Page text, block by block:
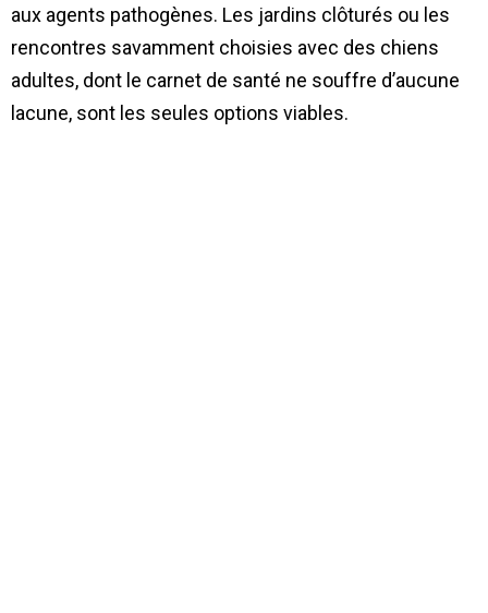
aux agents pathogènes. Les jardins clôturés ou les
rencontres savamment choisies avec des chiens
adultes, dont le carnet de santé ne souffre d’aucune
lacune, sont les seules options viables.